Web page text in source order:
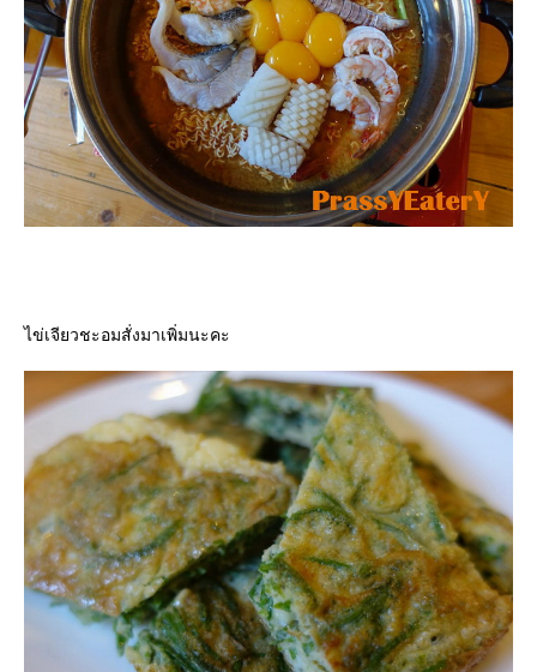
ไข่เจียวชะอมสั่งมาเพิ่มนะคะ